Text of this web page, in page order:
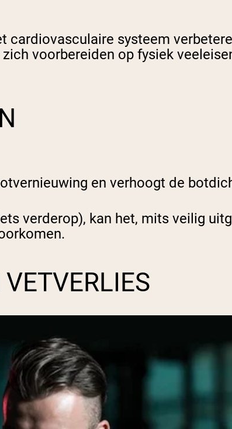
systeem
voorbereiden op fysiek
en verhoogt de
verderop), kan het, mits veilig